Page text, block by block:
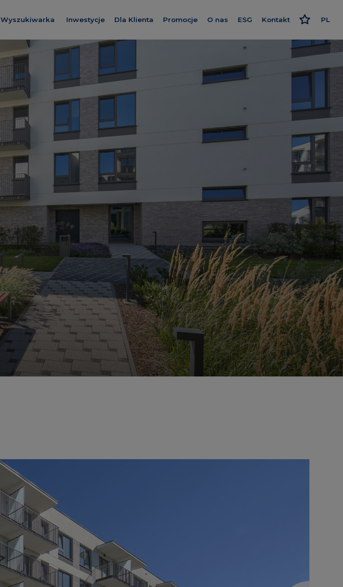
Wyszukiwarka Inwestycje
Wszystkie inwestycje
Osiedle Kameralne
Rytm Mokotowa
Modern City
Inwestycje zrealizowane
Lokale usługowe
Dla Klienta
Kredyt
Program poleceń
Rzecznik Klienta
Dziennik budowy
Panel Klienta
Promocje O nas
Poznaj nas
Nasz standard
Dajemy więcej
Smart House by Keemple
Zakup Gruntu
Spółki Grupy
Dla inwestora
Kariera
ESG
Odpowiedzialne
Strategia i raport
Polityki
Kontakt PL
EN